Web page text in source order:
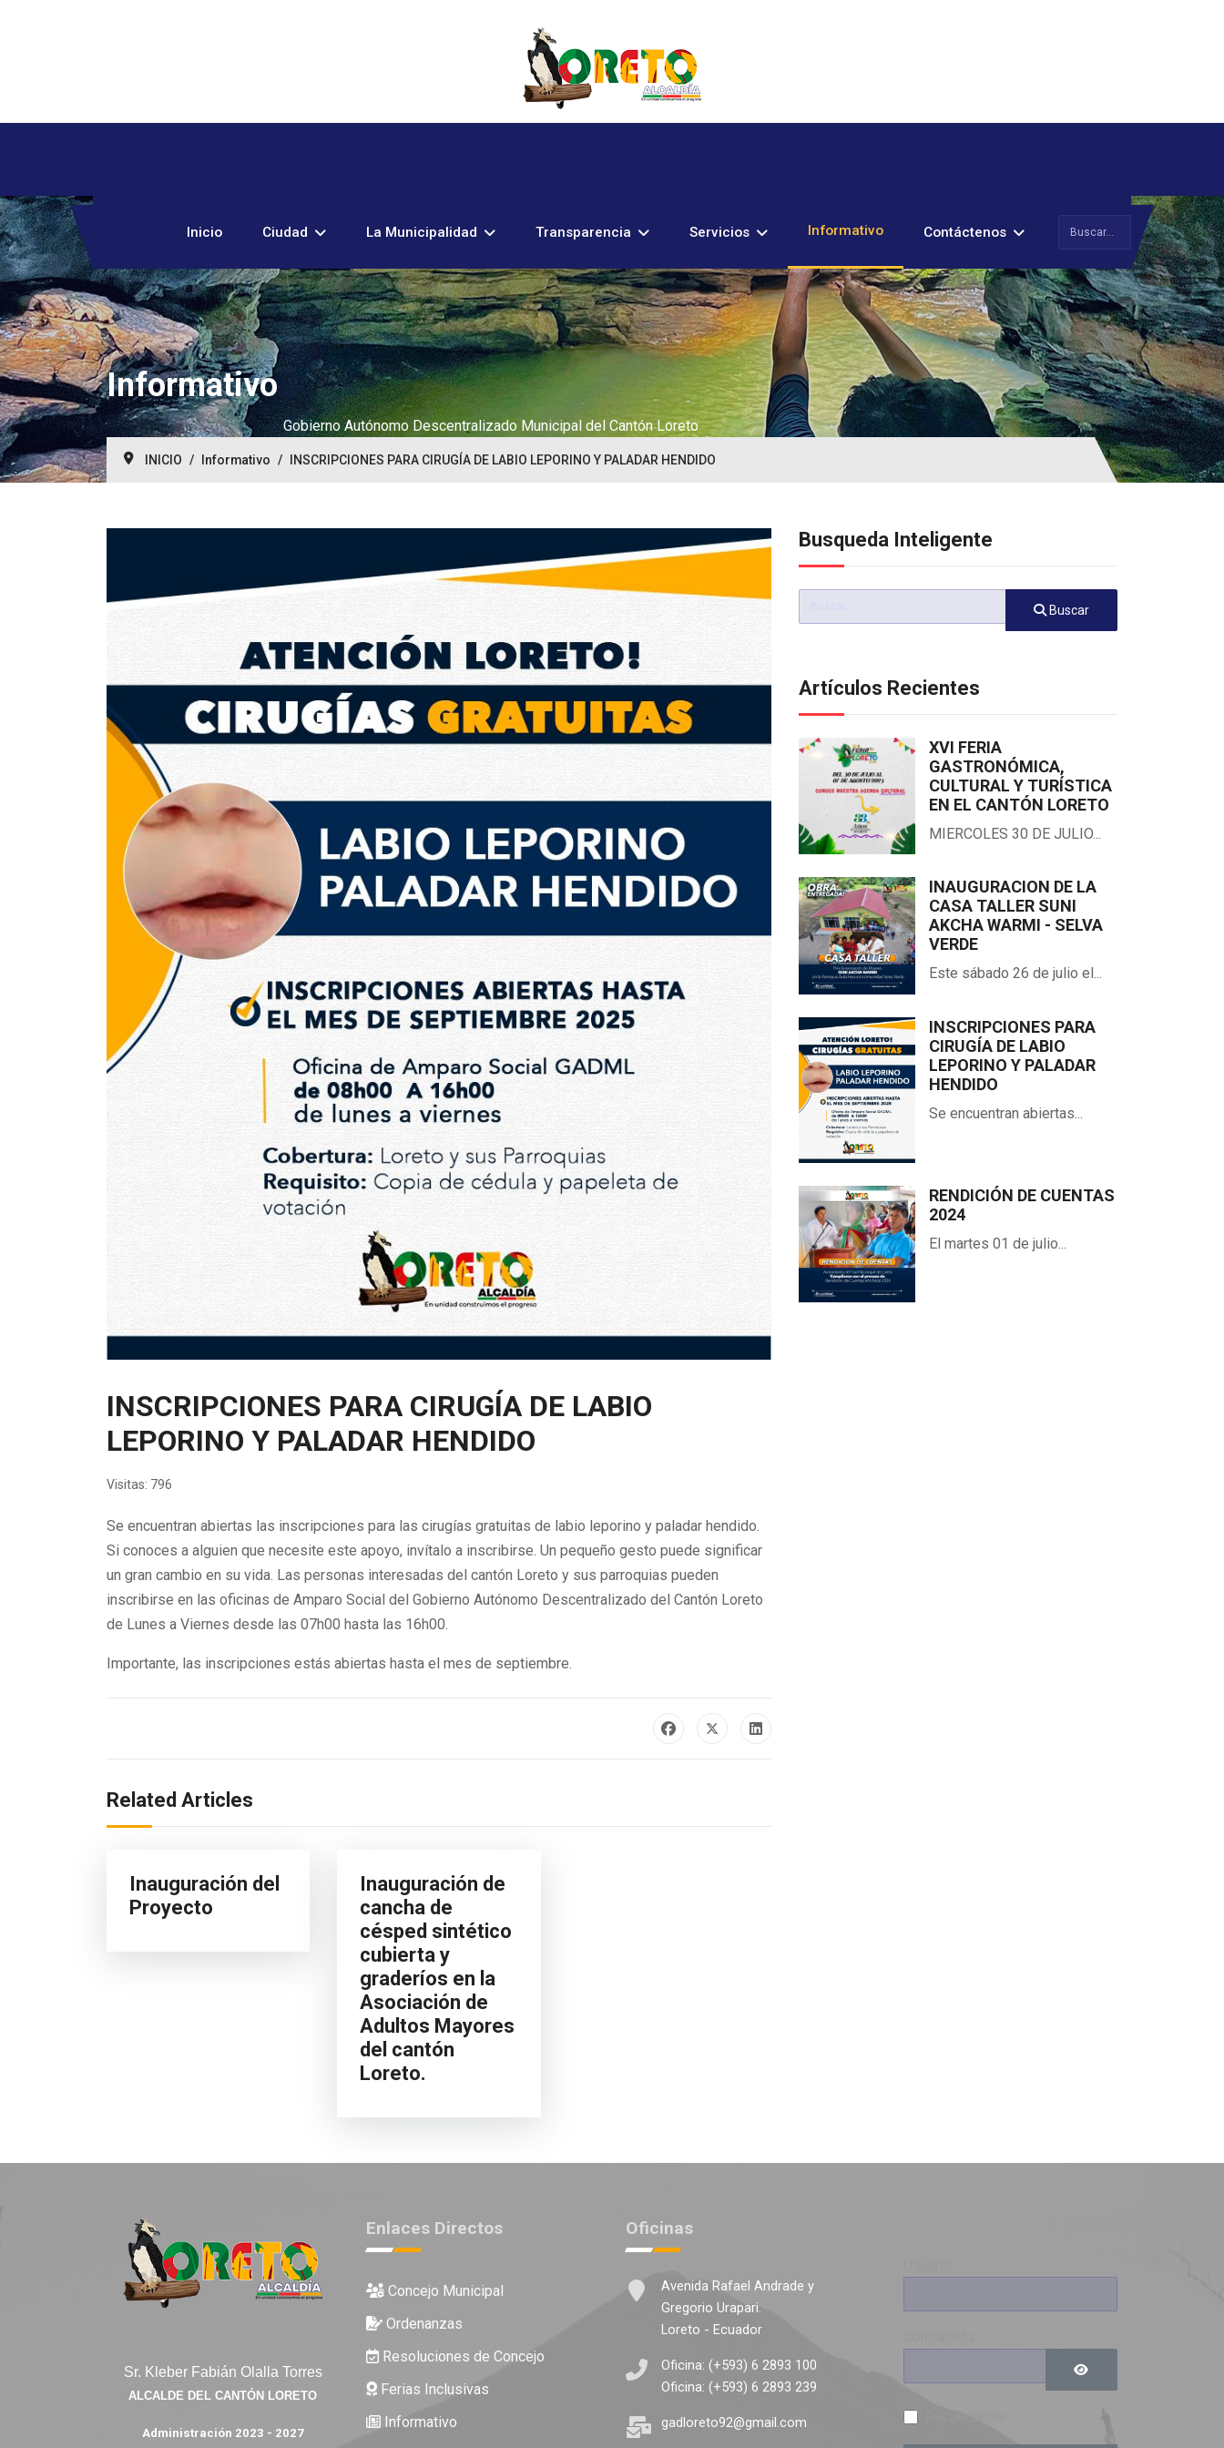
Inicio Ciudad La Municipalidad Transparencia Servicios Informativo Contáctenos Buscar
Informativo
Gobierno Autónomo Descentralizado Municipal del Cantón Loreto
INICIO Informativo INSCRIPCIONES PARA CIRUGÍA DE LABIO LEPORINO Y PALADAR HENDIDO
INSCRIPCIONES PARA CIRUGÍA DE LABIO
LEPORINO Y PALADAR HENDIDO
Visitas: 796
Se encuentran abiertas las inscripciones para las cirugías gratuitas de labio leporino y paladar hendido.
Si conoces a alguien que necesite este apoyo, invítalo a inscribirse. Un pequeño gesto puede significar
un gran cambio en su vida. Las personas interesadas del cantón Loreto y sus parroquias pueden
inscribirse en las oficinas de Amparo Social del Gobierno Autónomo Descentralizado del Cantón Loreto
de Lunes a Viernes desde las 07h00 hasta las 16h00.
Importante, las inscripciones estás abiertas hasta el mes de septiembre.
Related Articles
Inauguración del
Proyecto
Inauguración de
cancha de
césped sintético
cubierta y
graderíos en la
Asociación de
Adultos Mayores
del cantón
Loreto.
Busqueda Inteligente
Buscar
Artículos Recientes
XVI FERIA
GASTRONÓMICA,
CULTURAL Y TURÍSTICA
EN EL CANTÓN LORETO
MIERCOLES 30 DE JULIO...
INAUGURACION DE LA
CASA TALLER SUNI
AKCHA WARMI - SELVA
VERDE
Este sábado 26 de julio el...
INSCRIPCIONES PARA
CIRUGÍA DE LABIO
LEPORINO Y PALADAR
HENDIDO
Se encuentran abiertas...
RENDICIÓN DE CUENTAS
2024
El martes 01 de julio...
Sr. Kleber Fabián Olalla Torres
ALCALDE DEL CANTÓN LORETO
Administración 2023 - 2027
Enlaces Directos
Concejo Municipal
Ordenanzas
Resoluciones de Concejo
Ferias Inclusivas
Informativo
Oficinas
Avenida Rafael Andrade y
Gregorio Urapari.
Loreto - Ecuador
Oficina: (+593) 6 2893 100
Oficina: (+593) 6 2893 239
gadloreto92@gmail.com
Mostrar contraseña